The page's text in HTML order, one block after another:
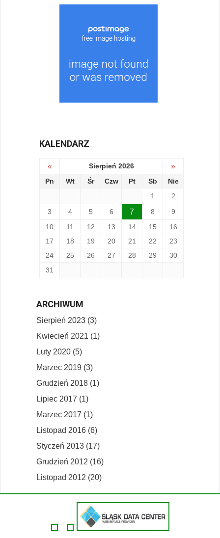
KALENDARZ
« Sierpień 2026 »
Pn Wt Śr Czw Pt Sb
Nie
1
2
3
4 5 6 7 8
9
10
11 12 13 14 15
16
17
18 19 20 21 22
23
24
25 26 27 28 29
30
31
ARCHIWUM
Sierpień 2023 (3)
Kwiecień 2021 (1)
Luty 2020 (5)
Marzec 2019 (3)
Grudzień 2018 (1)
Lipiec 2017 (1)
Marzec 2017 (1)
Listopad 2016 (6)
Styczeń 2013 (17)
Grudzień 2012 (16)
Listopad 2012 (20)